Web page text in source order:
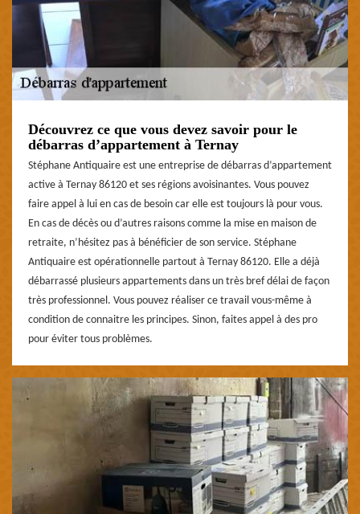
Découvrez ce que vous devez savoir pour le
débarras d’appartement à Ternay
Stéphane Antiquaire est une entreprise de débarras d’appartement
active à Ternay 86120 et ses régions avoisinantes. Vous pouvez
faire appel à lui en cas de besoin car elle est toujours là pour vous.
En cas de décès ou d’autres raisons comme la mise en maison de
retraite, n’hésitez pas à bénéficier de son service. Stéphane
Antiquaire est opérationnelle partout à Ternay 86120. Elle a déjà
débarrassé plusieurs appartements dans un très bref délai de façon
très professionnel. Vous pouvez réaliser ce travail vous-même à
condition de connaitre les principes. Sinon, faites appel à des pro
pour éviter tous problèmes.